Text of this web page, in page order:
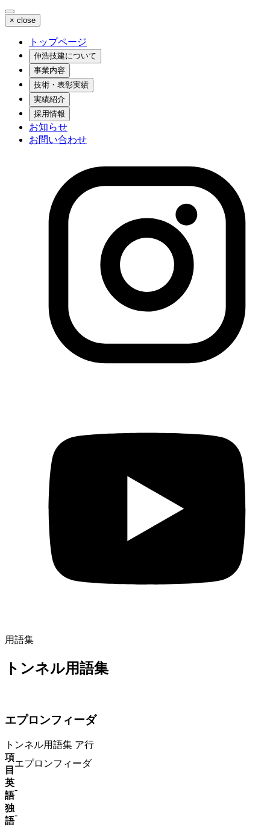
× close
トップページ
伸浩技建について
事業内容
技術・表彰実績
実績紹介
採用情報
お知らせ
お問い合わせ
用語集
トンネル用語集
エプロンフィーダ
トンネル用語集 ア行
項
目
エプロンフィーダ
英
語
-
独
語
-